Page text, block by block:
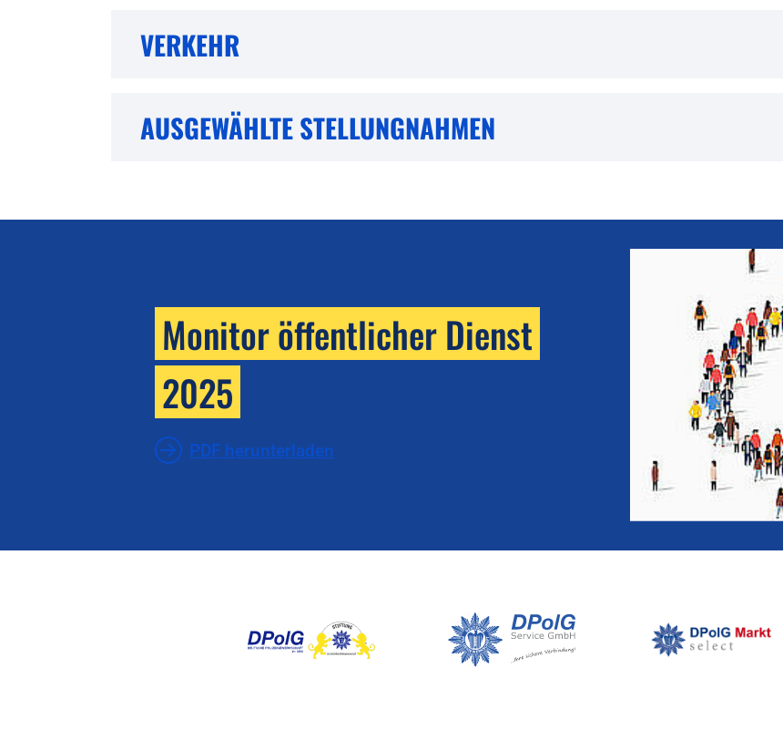
VERKEHR
AUSGEWÄHLTE STELLUNGNAHMEN
Monitor öffentlicher Dienst
2025
PDF herunterladen